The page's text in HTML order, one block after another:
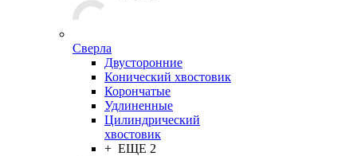
Сверла
Двусторонние
Конический хвостовик
Корончатые
Удлиненные
Цилиндрический
хвостовик
+ ЕЩЕ 2